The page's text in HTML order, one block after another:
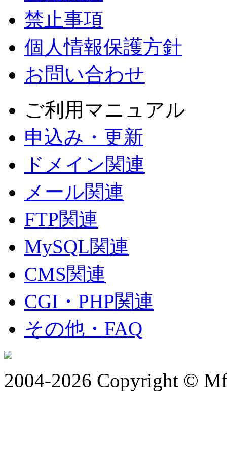
禁止事項
個人情報保護方針
お問い合わせ
ご利用マニュアル
申込み・更新
ドメイン関連
メール関連
FTP関連
MySQL関連
CMS関連
CGI・PHP関連
その他・FAQ
2004-2026 Copyright ©